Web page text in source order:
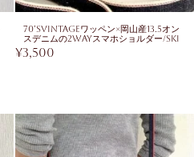
70’sVintageワッペン×岡山産13.5オン
スデニムの2WAYスマホショルダー/ski
¥3,500